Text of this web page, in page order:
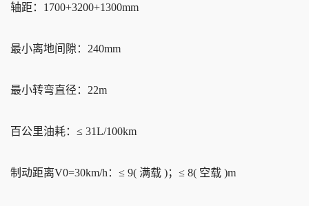
轴距：1700+3200+1300mm
最小离地间隙：240mm
最小转弯直径：22m
百公里油耗：≤ 31L/100km
制动距离V0=30km/h：≤ 9( 满载 )；≤ 8( 空载 )m